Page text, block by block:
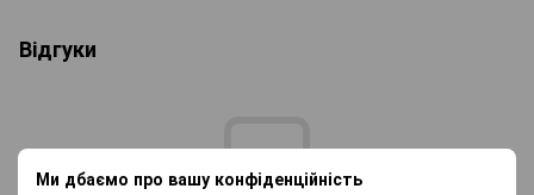
Ми дбаємо про вашу конфіденційність
Відгуки